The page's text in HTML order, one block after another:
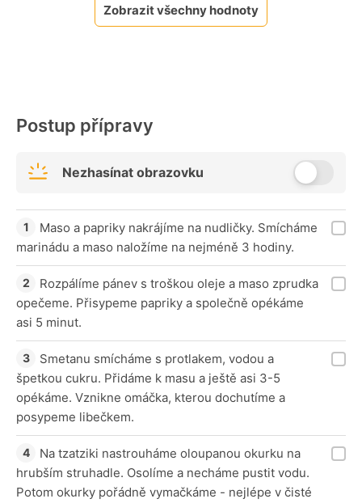
Zobrazit všechny hodnoty
Postup přípravy
Nezhasínat obrazovku
Maso a papriky nakrájíme na nudličky. Smícháme
marinádu a maso naložíme na nejméně 3 hodiny.
Rozpálíme pánev s troškou oleje a maso zprudka
opečeme. Přisypeme papriky a společně opékáme
asi 5 minut.
Smetanu smícháme s protlakem, vodou a
špetkou cukru. Přidáme k masu a ještě asi 3-5
opékáme. Vznikne omáčka, kterou dochutíme a
posypeme libečkem.
Na tzatziki nastrouháme oloupanou okurku na
hrubším struhadle. Osolíme a necháme pustit vodu.
Potom okurky pořádně vymačkáme - nejlépe v čisté